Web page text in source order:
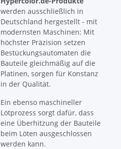
werden ausschließlich in
Deutschland hergestellt - mit
modernsten Maschinen: Mit
höchster Präzision setzen
Bestückungsautomaten die
Bauteile gleichmäßig auf die
Platinen, sorgen für Konstanz
in der Qualität.
Ein ebenso maschineller
Lötprozess sorgt dafür, dass
eine Überhitzung der Bauteile
beim Löten ausgeschlossen
werden kann.